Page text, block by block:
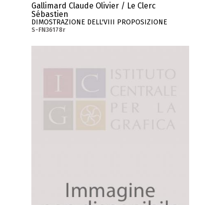
Gallimard Claude Olivier / Le Clerc
Sébastien
DIMOSTRAZIONE DELL'VIII PROPOSIZIONE
S-FN36178r